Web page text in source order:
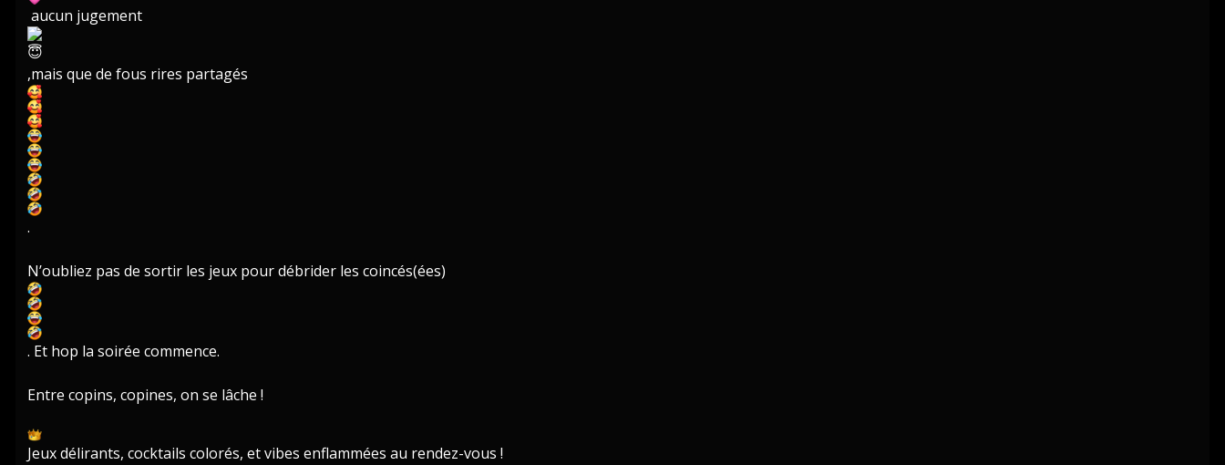
aucun jugement
,mais que de fous rires partagés
.
N’oubliez pas de sortir les jeux pour débrider les coincés(ées)
. Et hop la soirée commence.
Entre copins, copines, on se lâche !
Jeux délirants, cocktails colorés, et vibes enflammées au rendez-vous !